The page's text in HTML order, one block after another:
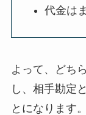
代金は
よって、どち
し、相手勘定
とになります。